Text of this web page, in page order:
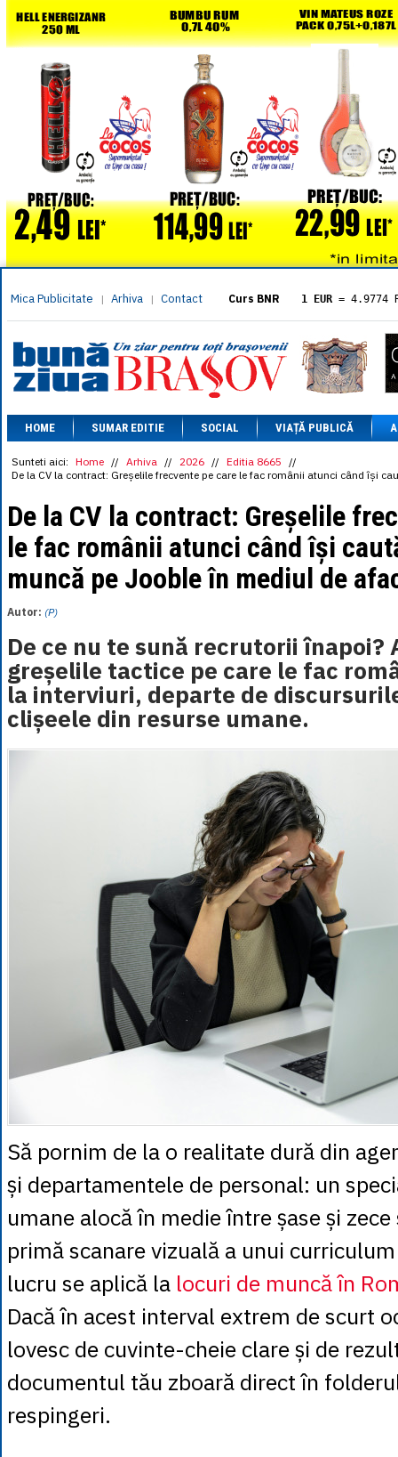
Mica Publicitate | Arhiva | Contact Curs BNR 1 EUR = 4.9774
= 5.8304
1 XAU= 464.4611
1 AED= 1.1933
1 AUD= 2.7957
1 BGN= 2.5449
1 CAD= 3.1559
1 CHF= 5.2813
1 CZK= 0.1993
1 EGP = 0.0860
1 HUF= 1.2223
1 INR= 0.0513
1 JPY= 3.0556
1 KRW
= 0.3047
1 MDL= 0.2538
1 NZD
= 2.6097
1 PLN= 1.1646
1 RSD= 0.0425
= 0.0530
1 SEK
= 0.4526
1 XDR= 5.9383
HOME SUMAR EDITIE SOCIAL VIAȚĂ PUBLICĂ
Sunteti aici: Home // Arhiva // 2026 // Editia 8665 //
De la CV la contract: Greșelile frecvente pe care le fac românii atunci când își
De la CV la contract: Greșelile
le fac românii atunci când își
muncă pe Jooble în mediul de
Autor: (P)
De ce nu te sună recrutorii înapoi?
greșelile tactice pe care le fac
la interviuri, departe de
clișeele din resurse umane.
Să pornim de la o realitate dură din
și departamentele de personal: un
umane alocă în medie între șase și
primă scanare vizuală a unui
lucru se aplică la locuri de muncă în
Dacă în acest interval extrem de scurt
lovesc de cuvinte-cheie clare și de
documentul tău zboară direct în
respingeri.